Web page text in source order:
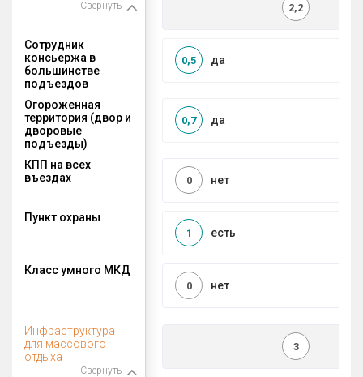
Свернуть 2,2
Сотрудник
консьержа в
большинстве
подъездов
да
0,5
Огороженная
территория (двор и
дворовые
подъезды)
да
0,7
КПП на всех
въездах
нет
0
Пункт охраны
есть
1
Класс умного МКД
нет
0
Инфраструктура
для массового
отдыха
Свернуть
3